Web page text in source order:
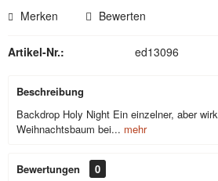
Merken Bewerten
Artikel-Nr.: ed13096
Beschreibung
Backdrop Holy Night Ein einzelner, aber
Weihnachtsbaum bei... mehr
Bewertungen
0